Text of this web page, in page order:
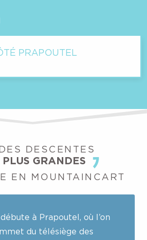
PRAPOUTEL
DESCENTES
PLUS GRANDES
EN MOUNTAINCART
à Prapoutel, où l’on
du télésiège des